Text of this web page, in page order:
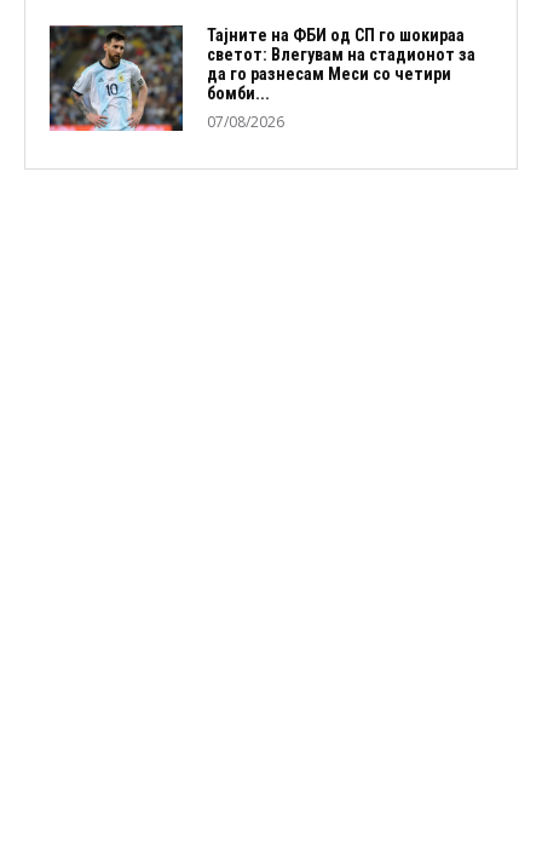
Тајните на ФБИ од СП го шокираа
светот: Влегувам на стадионот за
да го разнесам Меси со четири
бомби...
07/08/2026